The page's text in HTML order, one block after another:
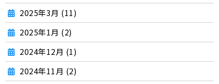
2025年3月 (11)
2025年1月 (2)
2024年12月 (1)
2024年11月 (2)